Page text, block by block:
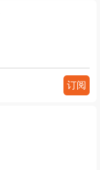
订阅